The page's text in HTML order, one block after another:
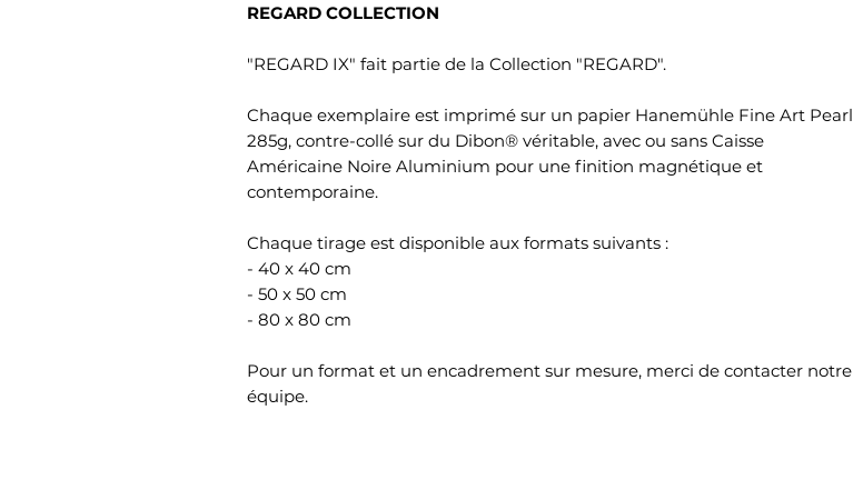
REGARD COLLECTION
"REGARD IX" fait partie de la Collection "REGARD".
Chaque exemplaire est imprimé sur un papier Hanemühle Fine Art Pearl
285g, contre-collé sur du Dibon® véritable, avec ou sans Caisse
Américaine Noire Aluminium pour une finition magnétique et
contemporaine.
Chaque tirage est disponible aux formats suivants :
- 40 x 40 cm
- 50 x 50 cm
- 80 x 80 cm
Pour un format et un encadrement sur mesure, merci de contacter notre
équipe.